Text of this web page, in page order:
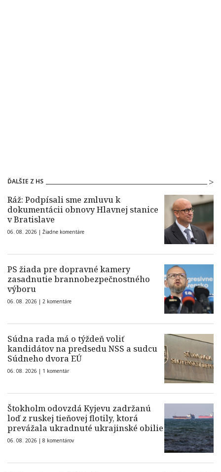
ĎALŠIE Z HS
Ráž: Podpísali sme zmluvu k
dokumentácii obnovy Hlavnej stanice
v Bratislave
06. 08. 2026 | Žiadne komentáre
PS žiada pre dopravné kamery
zasadnutie brannobezpečnostného
výboru
06. 08. 2026 | 2 komentáre
Súdna rada má o týždeň voliť
kandidátov na predsedu NSS a sudcu
Súdneho dvora EÚ
06. 08. 2026 | 1 komentár
Štokholm odovzdá Kyjevu zadržanú
loď z ruskej tieňovej flotily, ktorá
prevážala ukradnuté ukrajinské obilie
06. 08. 2026 | 8 komentárov